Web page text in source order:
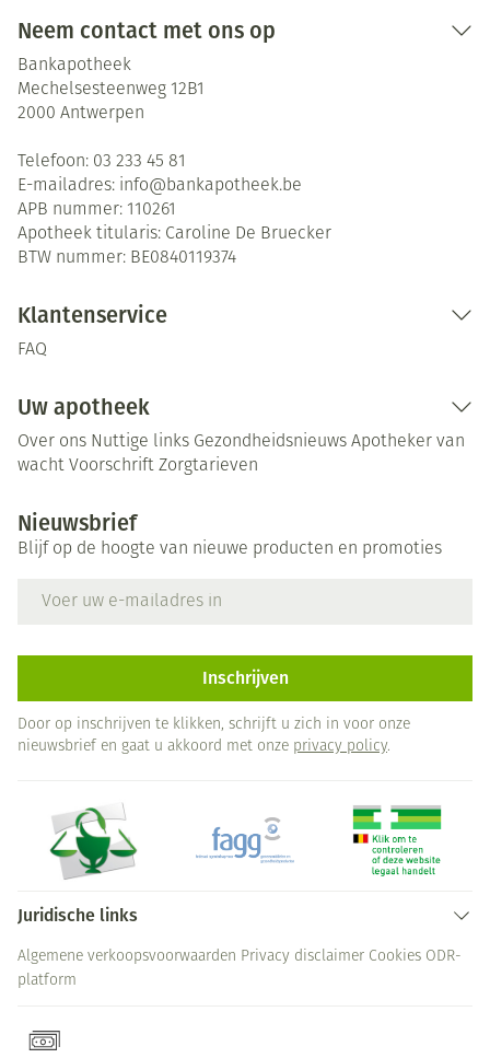
Neem contact met ons op
Bankapotheek
Mechelsesteenweg 12B1
2000 Antwerpen
Telefoon: 03 233 45 81
E-mailadres: info@bankapotheek.be
APB nummer: 110261
Apotheek titularis: Caroline De Bruecker
BTW nummer: BE0840119374
Klantenservice
FAQ
Uw apotheek
Over ons Nuttige links Gezondheidsnieuws Apotheker van
wacht Voorschrift Zorgtarieven
Nieuwsbrief
Blijf op de hoogte van nieuwe producten en promoties
Inschrijven
Door op inschrijven te klikken, schrijft u zich in voor onze
nieuwsbrief en gaat u akkoord met onze privacy policy.
Juridische links
Algemene verkoopsvoorwaarden Privacy disclaimer Cookies ODR-
platform